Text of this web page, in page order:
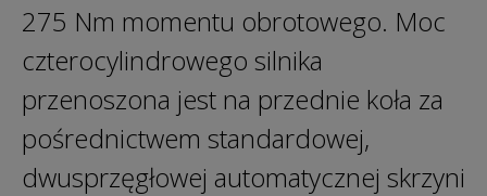
275 Nm momentu obrotowego. Moc
czterocylindrowego silnika
przenoszona jest na przednie koła za
pośrednictwem standardowej,
dwusprzęgłowej automatycznej skrzyni